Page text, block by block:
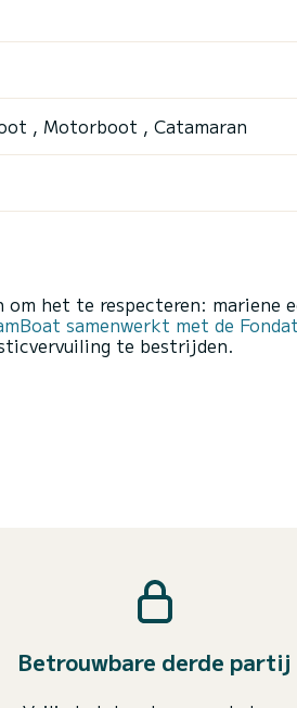
, Motorboot , Catamaran
het te respecteren: mariene
samenwerkt met de
te bestrijden.
Betrouwbare derde partij